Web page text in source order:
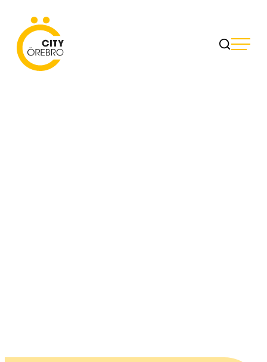
content
City Örebro